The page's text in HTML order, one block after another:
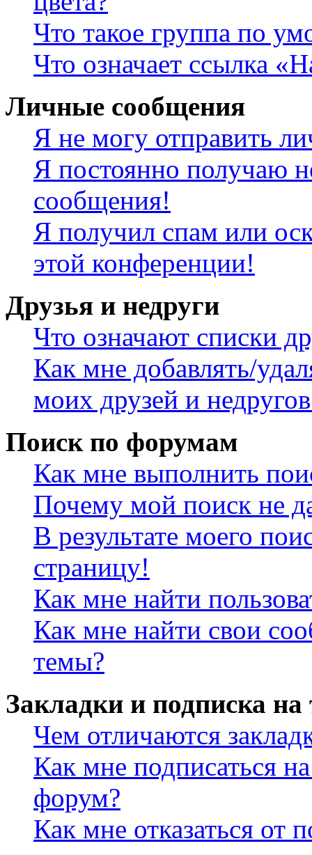
Что такое группа по
Что означает ссылка
Личные сообщения
Я не могу отправить
Я постоянно получаю
сообщения!
Я получил спам или
этой конференции!
Друзья и недруги
Что означают списки
Как мне добавлять/
моих друзей и
Поиск по форумам
Как мне выполнить
Почему мой поиск не
В результате моего
страницу!
Как мне найти
Как мне найти свои
темы?
Закладки и подписка
Чем отличаются
Как мне подписаться
форум?
Как мне отказаться от